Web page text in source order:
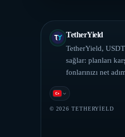
TetherYield
TetherYield,
sağlar: planları
fonlarınızı net
Türkçe
© 2026 TETHERYIELD